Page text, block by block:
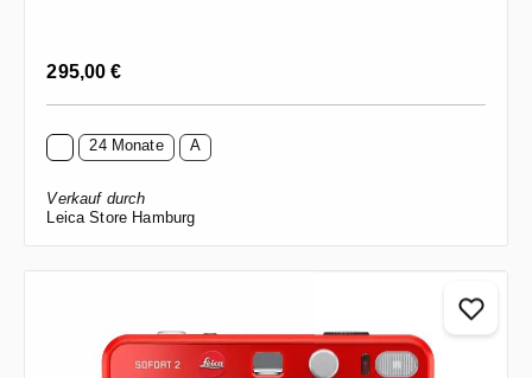
Regulärer Preis:
295,00 €
24 Monate A
Verkauf durch
Leica Store Hamburg